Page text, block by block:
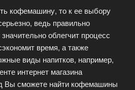
кофемашину, то к ее выбору
ведь правильно
облегчит процесс
время, а также
виды напитков, например,
интернет магазина
Вы сможете найти кофемашины